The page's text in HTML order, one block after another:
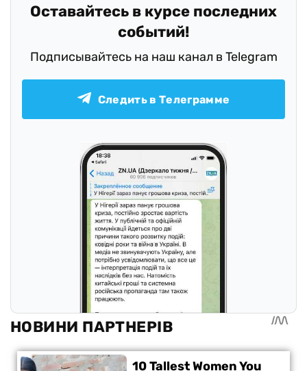
Оставайтесь в курсе последних
событий!
Подписывайтесь на наш канал в Telegram
Следить в Телеграмме